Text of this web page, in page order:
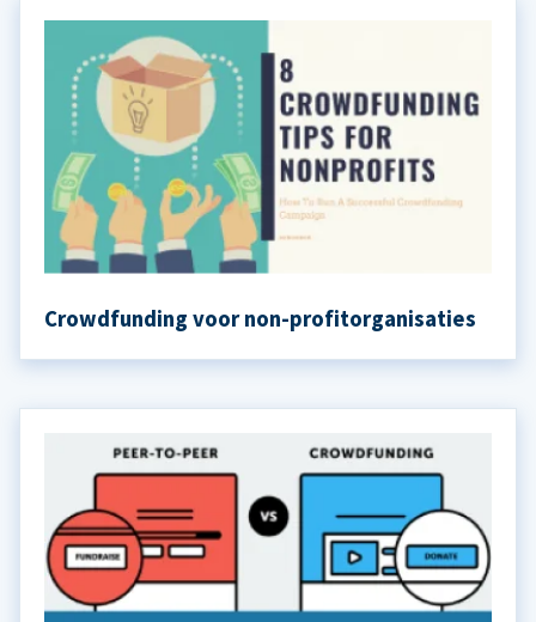
Crowdfunding voor non-profitorganisaties